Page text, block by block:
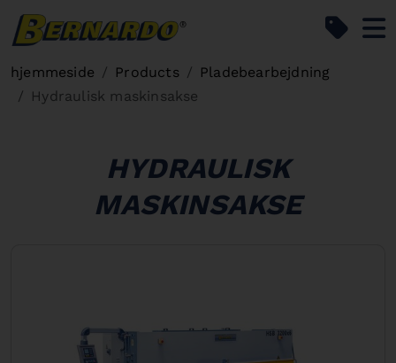
hjemmeside Products
Pladebearbejdning
Hydraulisk maskinsakse
HYDRAULISK
MASKINSAKSE